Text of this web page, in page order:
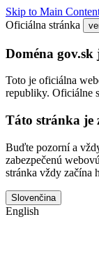
Skip to Main
Oficiálna stránka
Doména gov.sk
Toto je oficiálna
republiky. Oficiálne
Táto stránka je
Buďte pozorní a
zabezpečenú
stránka vždy začína
Slovenčina
English